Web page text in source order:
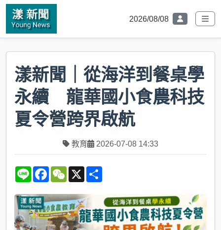
2026/08/08
漾新聞｜從海洋到餐桌學
永續 龍華國小食農科技
夏令營跨界啟航
教育 2026-07-08 14:33
L
e
F
e
b
o
o
k
W
h
a
t
X
e